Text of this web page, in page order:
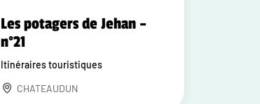
Les potagers de Jehan –
n°21
Itinéraires touristiques
CHATEAUDUN